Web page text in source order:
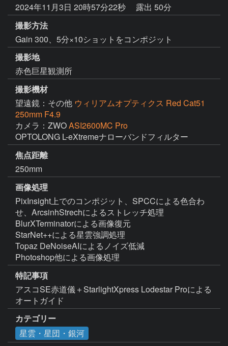
2024年11月3日 20時57分22秒
露出 50分
撮影方法
Gain 300、5分×10ショットをコンポジット
撮影地
赤色巨星観測所
撮影機材
望遠鏡：その他 ウィリアムオプティクス Red Cat51
250mm F4.9
カメラ：ZWOASI2600MC Pro
OPTOLONG L-eXtremeナローバンドフィルター
焦点距離
250mm
画像処理
PixInsight上でのコンポジット、SPCCによる色合わ
せ、ArcsinhStrechによるストレッチ処理
BlurXTerminatorによる画像復元
StarNet++による星雲強調処理
Topaz DeNoiseAIによるノイズ低減
Photoshop他による画像処理
特記事項
アスコSE赤道儀＋StarlightXpress Lodestar Proによる
オートガイド
カテゴリー
星雲・星団・銀河